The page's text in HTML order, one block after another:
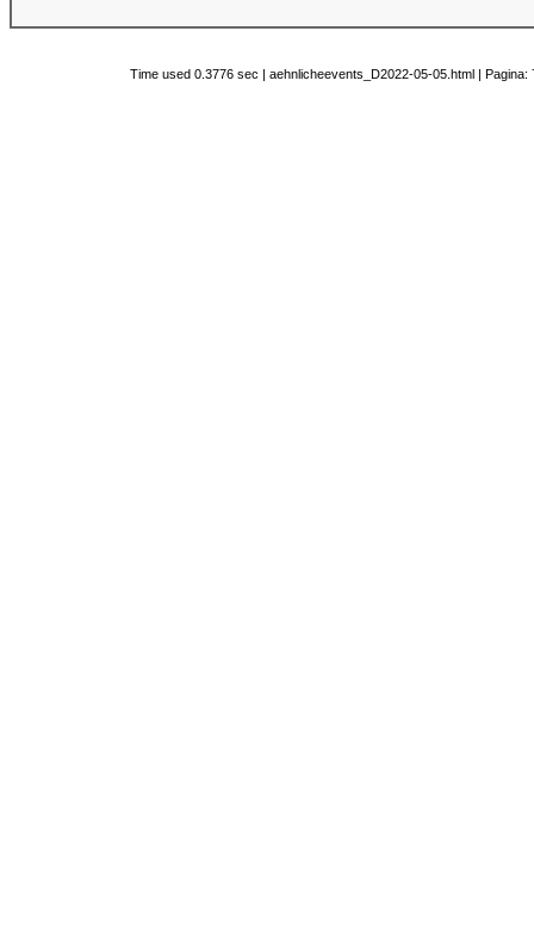
Time used 0.3776 sec | aehnlicheevents_D2022-05-05.html |